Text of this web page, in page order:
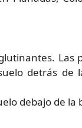
Las
detrás de
debajo de la